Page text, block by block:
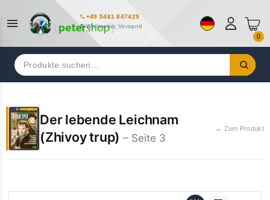
+49 5481 847429
Weltweiter Versand
0
Suchen
nach:
Der lebende Leichnam
(Zhivoy trup) – Seite 3
← Zum Produkt